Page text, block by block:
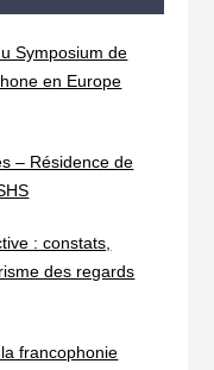
Symposium de
en Europe
– Résidence de
: constats,
des regards
francophonie